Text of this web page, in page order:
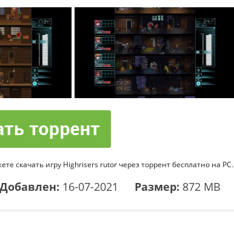
скачать игру Highrisers rutor через торрент бесплатно на PC.
Добавлен: 16-07-2021 Размер: 872 MB